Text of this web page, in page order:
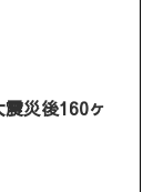
災後160ヶ